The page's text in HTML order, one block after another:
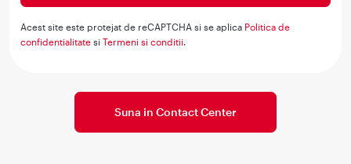
Acest site este protejat de reCAPTCHA si se aplica Politica de
confidentialitate siTermeni si conditii
Suna in Contact Center